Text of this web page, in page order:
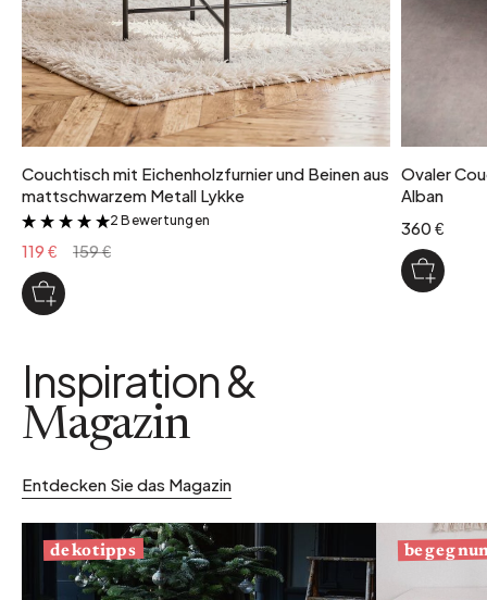
Couchtisch mit Eichenholzfurnier und Beinen aus
mattschwarzem Metall Lykke
&
2 Bewertungen
119 € 159 €
Ovaler
Alban
360 €
Inspiration &
Magazin
Entdecken Sie das Magazin
dekotipps